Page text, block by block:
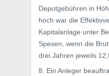
Depotgebühren in
hoch war die
Kapitalanlage unter
Spesen, wenn die
drei Jahren jeweils
8. Ein Anleger